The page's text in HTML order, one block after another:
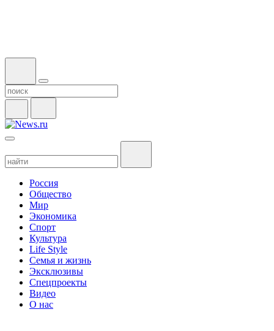
Россия
Общество
Мир
Экономика
Спорт
Культура
Life Style
Семья и жизнь
Эксклюзивы
Спецпроекты
Видео
О нас